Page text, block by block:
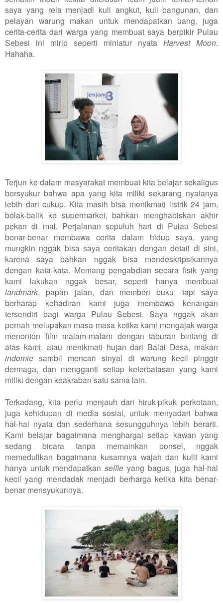
saya yang rela menjadi kuli angkut, kuli bangunan, dan
pelayan warung makan untuk mendapatkan uang, juga
cerita-cerita dari warga yang membuat saya berpikir Pulau
Sebesi ini mirip seperti miniatur nyata Harvest Moon.
Hahaha.
Terjun ke dalam masyarakat membuat kita belajar sekaligus
bersyukur bahwa apa yang kita miliki sekarang nyatanya
lebih dari cukup. Kita masih bisa menikmati listrik 24 jam,
bolak-balik ke supermarket, bahkan menghabiskan akhir
pekan di mal. Perjalanan sepuluh hari di Pulau Sebesi
benar-benar membawa cerita dalam hidup saya, yang
mungkin nggak bisa saya ceritakan dengan detail di sini,
karena saya bahkan nggak bisa mendeskripsikannya
dengan kata-kata. Memang pengabdian secara fisik yang
kami lakukan nggak besar, seperti hanya membuat
landmark, papan jalan, dan memberi buku, tapi saya
berharap kehadiran kami juga membawa kenangan
tersendiri bagi warga Pulau Sebesi. Saya nggak akan
pernah melupakan masa-masa ketika kami mengajak warga
menonton film malam-malam dengan taburan bintang di
atas kami, atau menikmati hujan dari Balai Desa, makan
indomiesambil mencari sinyal di warung kecil pinggir
dermaga, dan mengganti setiap keterbatasan yang kami
miliki dengan keakraban satu sama lain.
Terkadang, kita perlu menjauh dari hiruk-pikuk perkotaan,
juga kehidupan di media sosial, untuk menyadari bahwa
hal-hal nyata dan sederhana sesungguhnya lebih berarti.
Kami belajar bagaimana menghargai setiap kawan yang
sedang bicara tanpa memainkan ponsel, nggak
memedulikan bagaimana kusamnya wajah dan kulit kami
hanya untuk mendapatkanselfie yang bagus, juga hal-hal
kecil yang mendadak menjadi berharga ketika kita benar-
benar mensyukurinya.